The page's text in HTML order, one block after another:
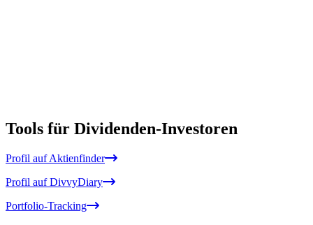
Tools für Dividenden-Investoren
Profil auf Aktienfinder
Profil auf DivvyDiary
Portfolio-Tracking